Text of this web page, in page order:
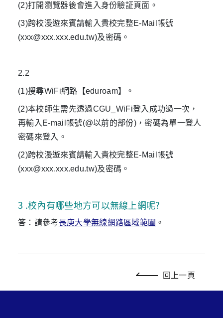
(2)打開瀏覽器後會進入身份驗証頁面。
(3)跨校漫遊來賓請輸入貴校完整E-Mail帳號
(xxx@xxx.xxx.edu.tw)及密碼。
2.2
(1)搜尋WiFi網路【eduroam】。
(2)本校師生需先透過CGU_WiFi登入成功過一次，
再輸入E-mail帳號(@以前的部份)，密碼為單一登人
密碼來登入。
(2)跨校漫遊來賓請輸入貴校完整E-Mail帳號
(xxx@xxx.xxx.edu.tw)及密碼。
3 .校內有哪些地方可以無線上網呢?
答：請參考長庚大學無線網路區域範圍 。
回上一頁